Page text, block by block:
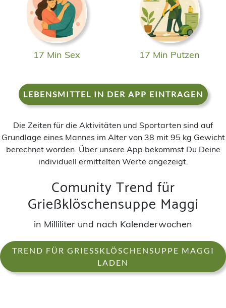
17 Min Sex 17 Min Putzen
LEBENSMITTEL IN DER APP EINTRAGEN
Die Zeiten für die Aktivitäten und Sportarten sind auf
Grundlage eines Mannes im Alter von 38 mit 95 kg Gewicht
berechnet worden. Über unsere App bekommst Du Deine
individuell ermittelten Werte angezeigt.
Comunity Trend für
Grießklöschensuppe Maggi
in Milliliter und nach Kalenderwochen
TREND FÜR GRIESSKLÖSCHENSUPPE MAGGI L
ADEN